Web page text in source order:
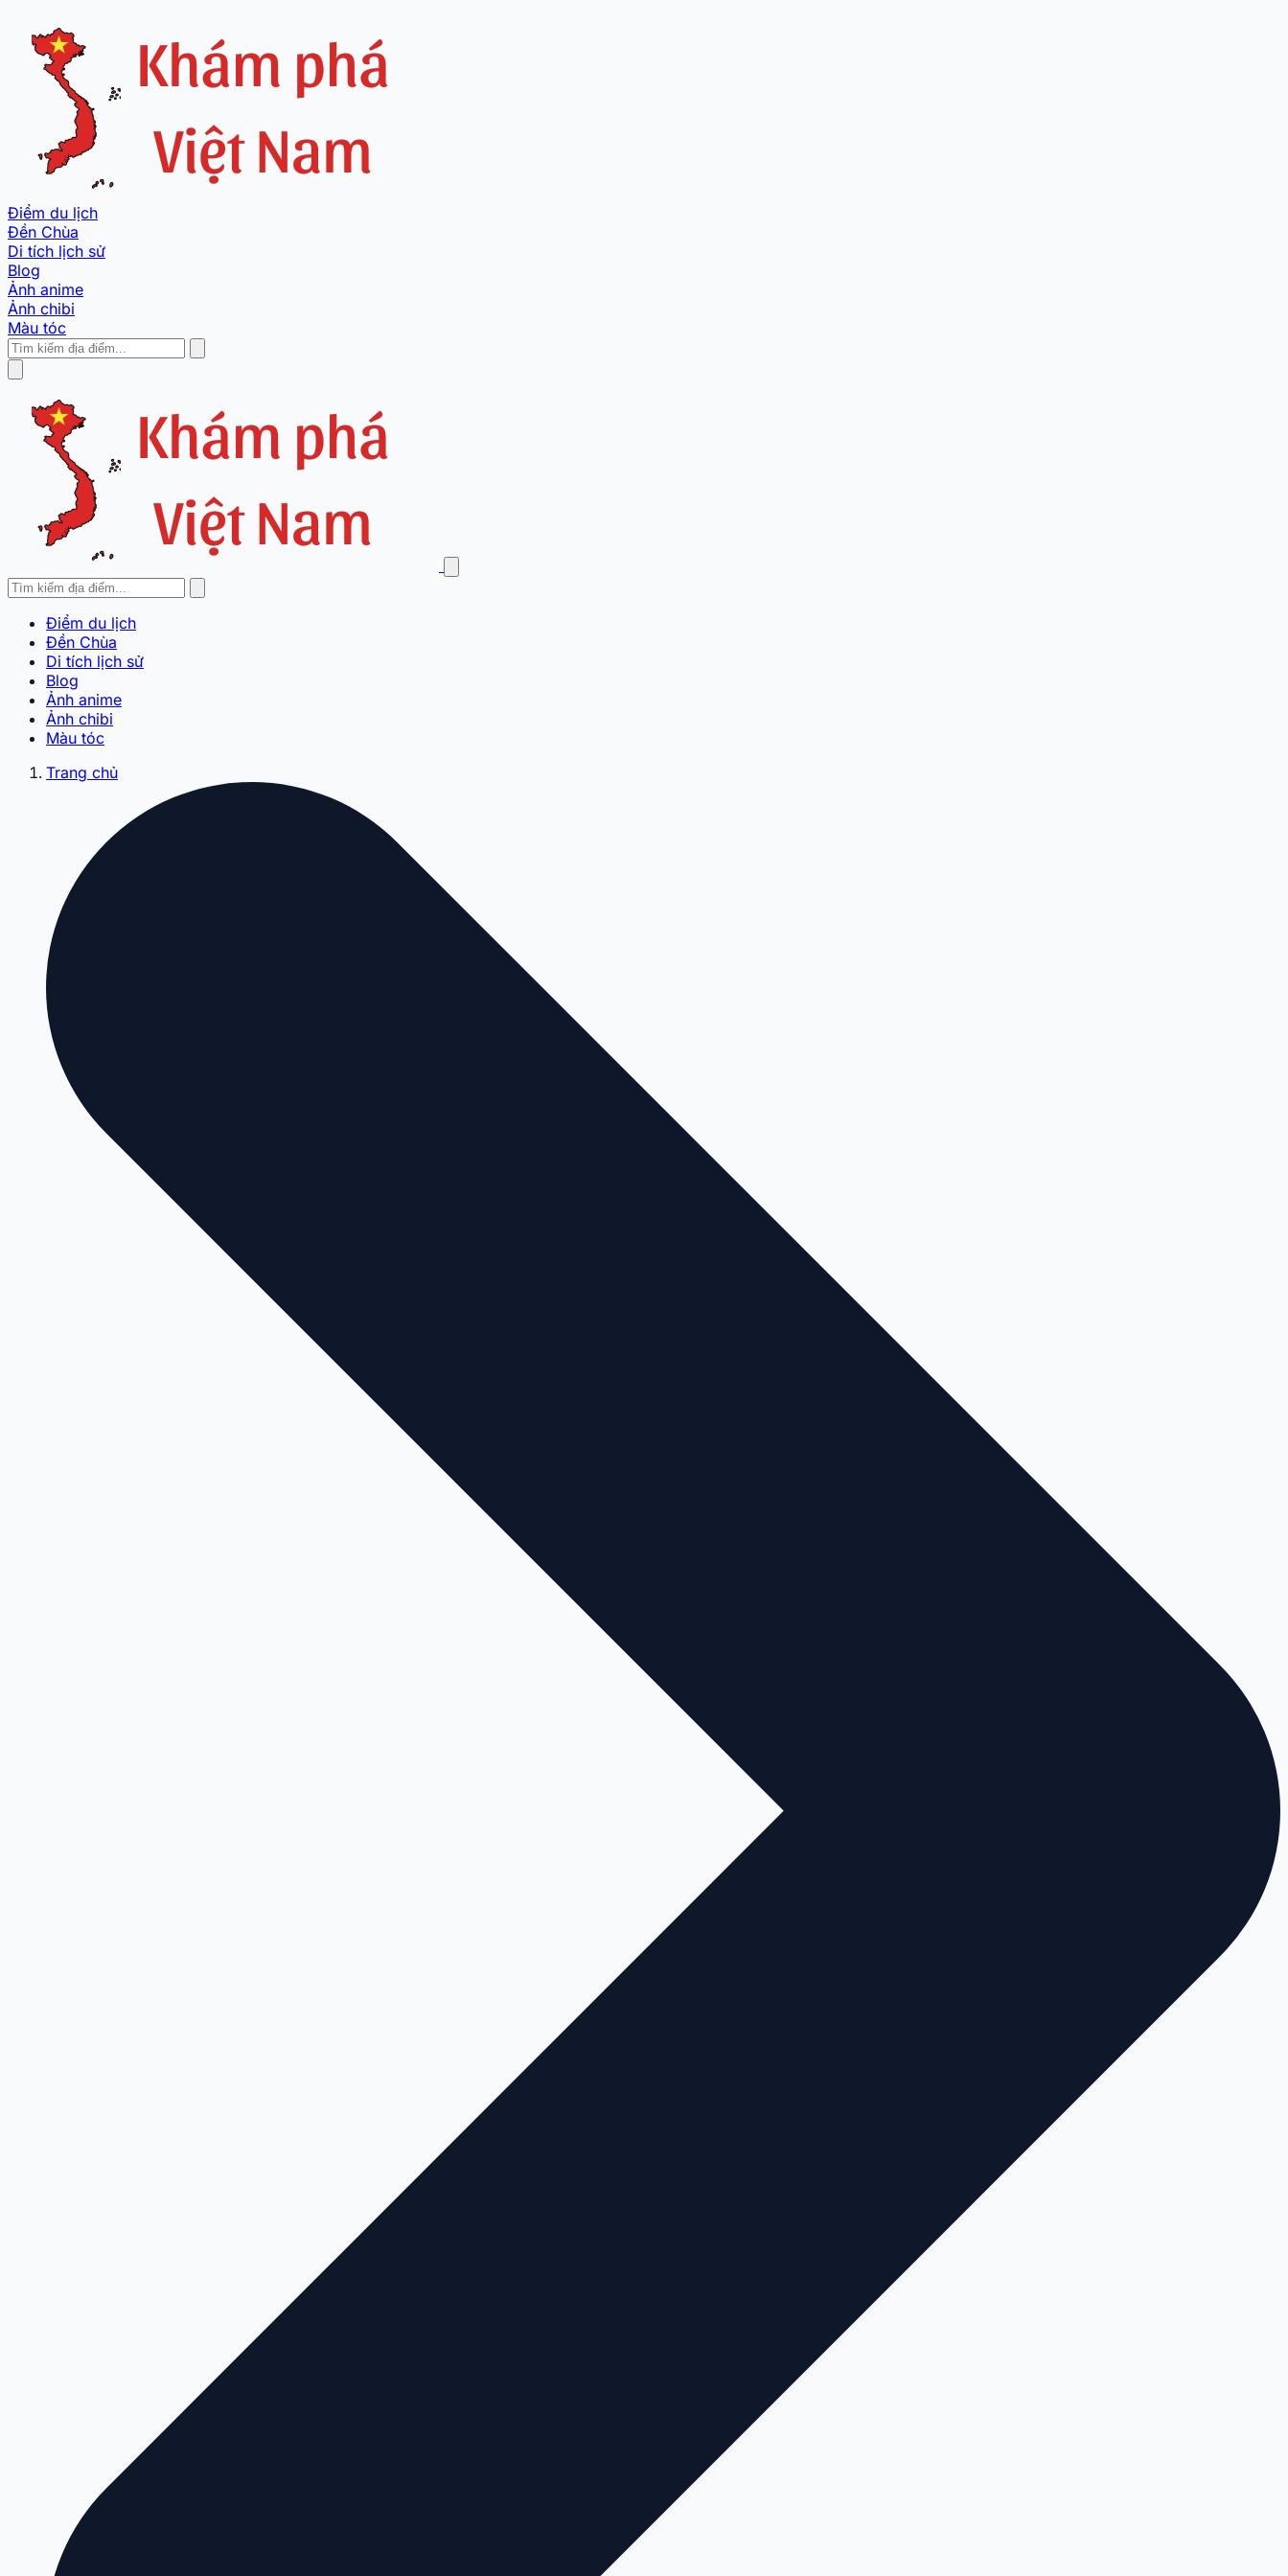
Điểm du lịch
Đền Chùa
Di tích lịch sử
Blog
Ảnh anime
Ảnh chibi
Màu tóc
Điểm du lịch
Đền Chùa
Di tích lịch sử
Blog
Ảnh anime
Ảnh chibi
Màu tóc
Trang chủ